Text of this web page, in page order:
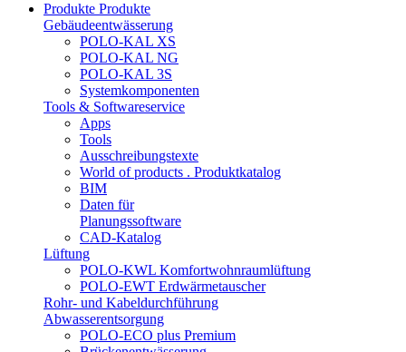
Produkte Produkte
Gebäudeentwässerung
POLO-KAL XS
POLO-KAL NG
POLO-KAL 3S
Systemkomponenten
Tools & Softwareservice
Apps
Tools
Ausschreibungstexte
World of products . Produktkatalog
BIM
Daten für
Planungssoftware
CAD-Katalog
Lüftung
POLO-KWL Komfortwohnraumlüftung
POLO-EWT Erdwärmetauscher
Rohr- und Kabeldurchführung
Abwasserentsorgung
POLO-ECO plus Premium